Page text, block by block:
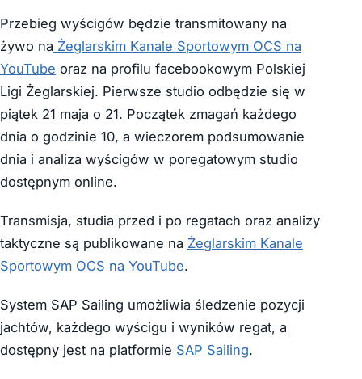
Przebieg wyścigów będzie transmitowany na
żywo na Żeglarskim Kanale Sportowym OCS na
YouTube oraz na profilu facebookowym Polskiej
Ligi Żeglarskiej. Pierwsze studio odbędzie się w
piątek 21 maja o 21. Początek zmagań każdego
dnia o godzinie 10, a wieczorem podsumowanie
dnia i analiza wyścigów w poregatowym studio
dostępnym online.
Transmisja, studia przed i po regatach oraz analizy
taktyczne są publikowane na Żeglarskim Kanale
Sportowym OCS na YouTube.
System SAP Sailing umożliwia śledzenie pozycji
jachtów, każdego wyścigu i wyników regat, a
dostępny jest na platformie SAP Sailing.